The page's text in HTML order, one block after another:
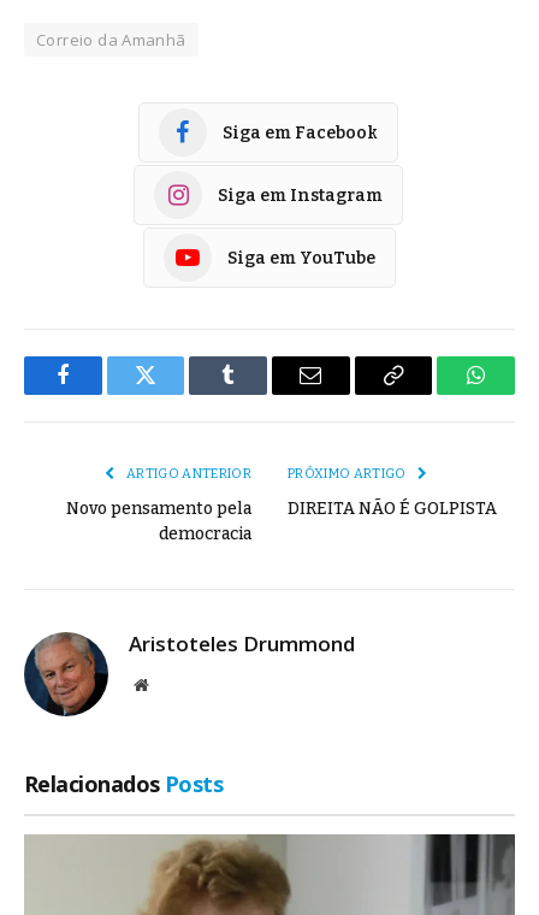
Correio da Amanhã
Siga em Facebook
Siga em Instagram
Siga em YouTube
FacebookTwitter Tumblr
E-
Copiar
ARTIGO ANTERIOR
Novo pensamento pela
democracia
PRÓXIMO ARTIGO
DIREITA NÃO É GOLPISTA
Aristoteles Drummond
Site
Relacionados Posts